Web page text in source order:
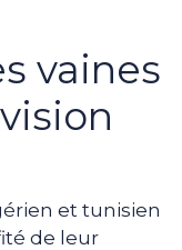
vaines
et tunisien
de leur